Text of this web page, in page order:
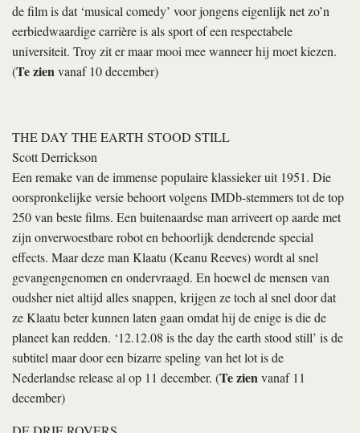
de film is dat ‘musical comedy’ voor jongens eigenlijk net zo’n
eerbiedwaardige carrière is als sport of een respectabele
universiteit. Troy zit er maar mooi mee wanneer hij moet kiezen.
(Te zienvanaf 10 december)
THE DAY THE EARTH STOOD STILL
Scott Derrickson
Een remake van de immense populaire klassieker uit 1951. Die
oorspronkelijke versie behoort volgens IMDb-stemmers tot de top
250 van beste films. Een buitenaardse man arriveert op aarde met
zijn onverwoestbare robot en behoorlijk denderende special
effects. Maar deze man Klaatu (Keanu Reeves) wordt al snel
gevangengenomen en ondervraagd. En hoewel de mensen van
oudsher niet altijd alles snappen, krijgen ze toch al snel door dat
ze Klaatu beter kunnen laten gaan omdat hij de enige is die de
planeet kan redden. ‘12.12.08 is the day the earth stood still’ is de
subtitel maar door een bizarre speling van het lot is de
Nederlandse release al op 11 december. (Te zienvanaf 11
december)